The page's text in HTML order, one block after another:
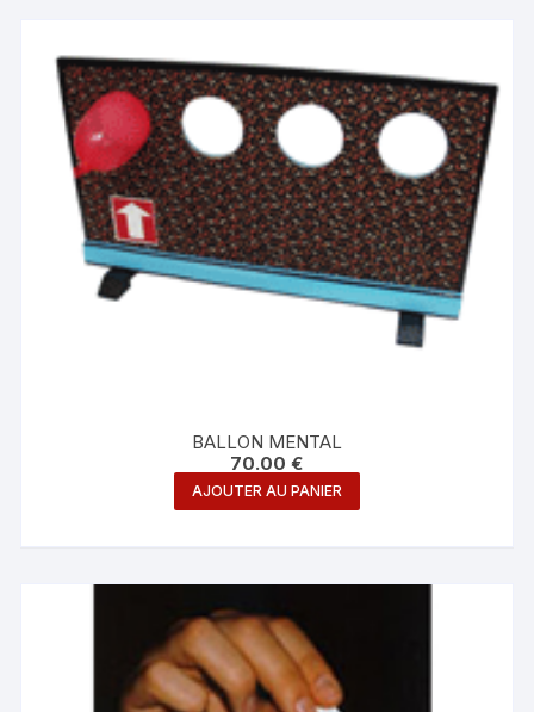
BALLON MENTAL
70.00€
AJOUTER AU PANIER